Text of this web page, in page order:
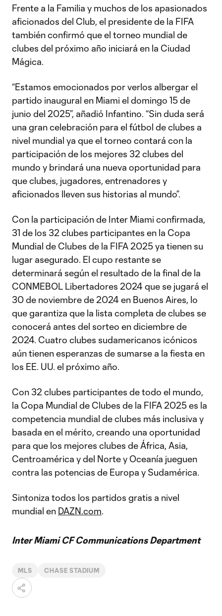
Frente a la Familia y muchos de los apasionados
aficionados del Club, el presidente de la FIFA
también confirmó que el torneo mundial de
clubes del próximo año iniciará en la Ciudad
Mágica.
“Estamos emocionados por verlos albergar el
partido inaugural en Miami el domingo 15 de
junio del 2025”, añadió Infantino. “Sin duda será
una gran celebración para el fútbol de clubes a
nivel mundial ya que el torneo contará con la
participación de los mejores 32 clubes del
mundo y brindará una nueva oportunidad para
que clubes, jugadores, entrenadores y
aficionados lleven sus historias al mundo”.
Con la participación de Inter Miami confirmada,
31 de los 32 clubes participantes en la Copa
Mundial de Clubes de la FIFA 2025 ya tienen su
lugar asegurado. El cupo restante se
determinará según el resultado de la final de la
CONMEBOL Libertadores 2024 que se jugará el
30 de noviembre de 2024 en Buenos Aires, lo
que garantiza que la lista completa de clubes se
conocerá antes del sorteo en diciembre de
2024. Cuatro clubes sudamericanos icónicos
aún tienen esperanzas de sumarse a la fiesta en
los EE. UU. el próximo año.
Con 32 clubes participantes de todo el mundo,
la Copa Mundial de Clubes de la FIFA 2025 es la
competencia mundial de clubes más inclusiva y
basada en el mérito, creando una oportunidad
para que los mejores clubes de África, Asia,
Centroamérica y del Norte y Oceanía jueguen
contra las potencias de Europa y Sudamérica.
Sintoniza todos los partidos gratis a nivel
mundial en DAZN.com.
Inter Miami CF Communications Department
MLS CHASE STADIUM